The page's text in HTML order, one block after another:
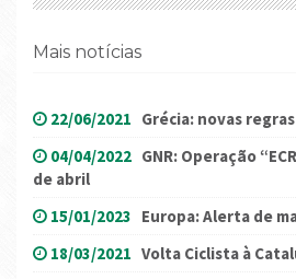
Mais notícias
22/06/2021 Grécia: novas
04/04/2022 GNR: Operação
de abril
15/01/2023 Europa: Alerta de
18/03/2021 Volta Ciclista à